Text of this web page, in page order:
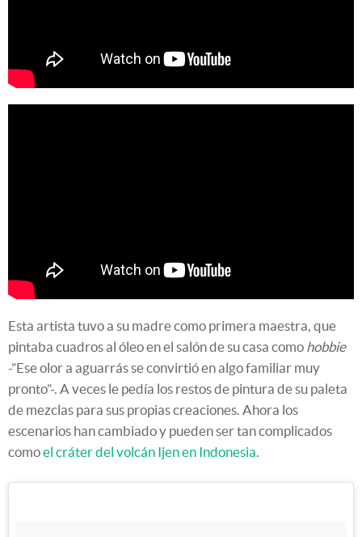
Esta artista tuvo a su madre como primera maestra, que
pintaba cuadros al óleo en el salón de su casa como hobbie
-”Ese olor a aguarrás se convirtió en algo familiar muy
pronto”-. A veces le pedía los restos de pintura de su paleta
de mezclas para sus propias creaciones. Ahora los
escenarios han cambiado y pueden ser tan complicados
comoel cráter del volcán Ijen en Indonesia